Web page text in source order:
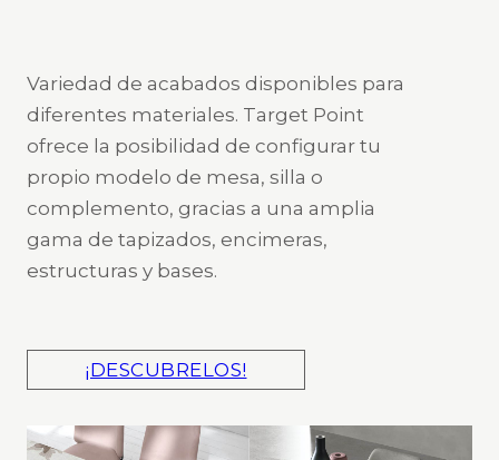
Variedad de acabados disponibles para
diferentes materiales. Target Point
ofrece la posibilidad de configurar tu
propio modelo de mesa, silla o
complemento, gracias a una amplia
gama de tapizados, encimeras,
estructuras y bases.
¡DESCUBRELOS!